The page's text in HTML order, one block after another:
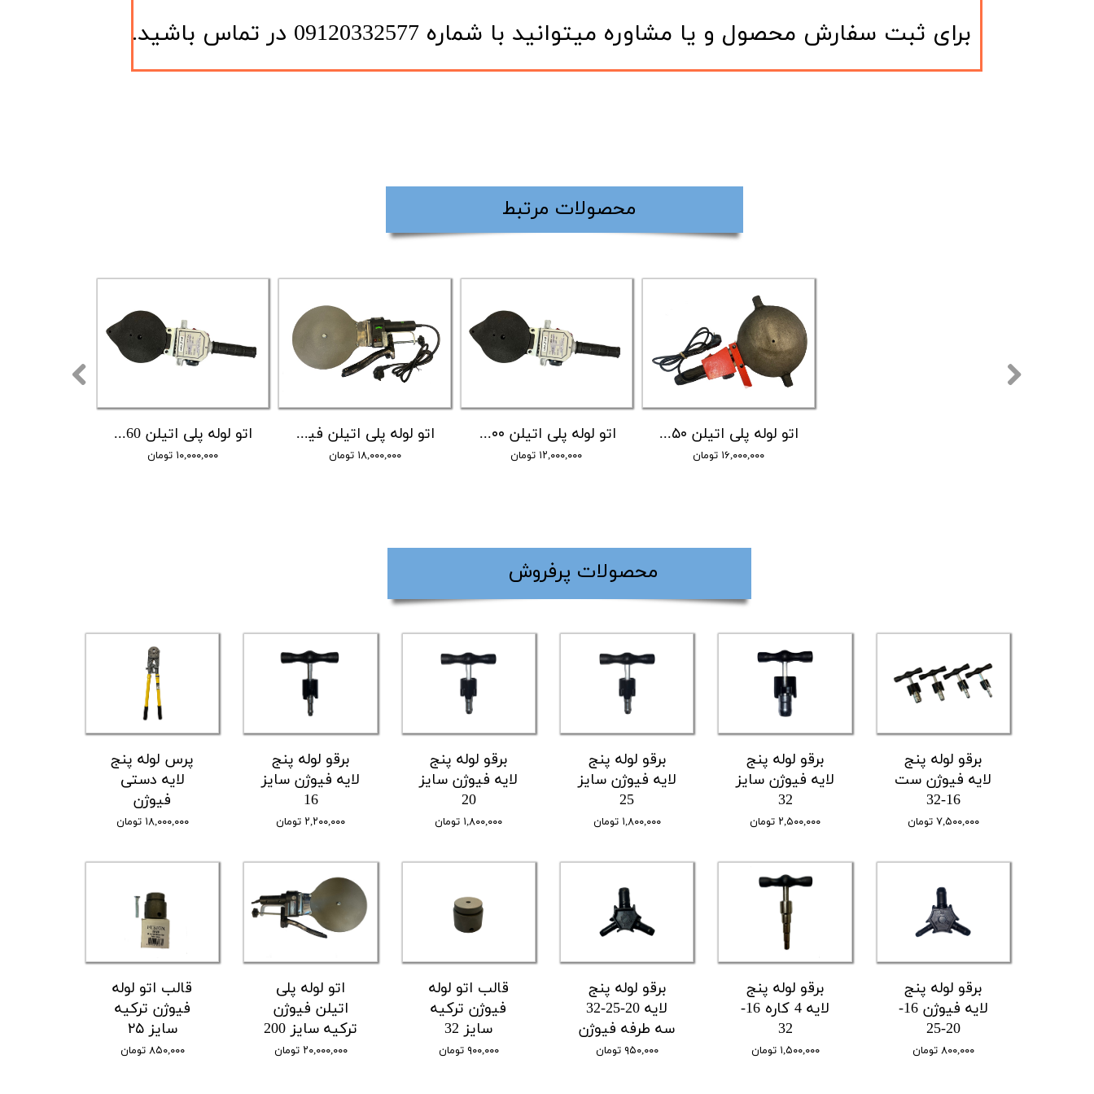
​برای ثبت سفارش محصول و یا مشاوره میتوانید با شماره 09120332577 در تماس باشید.
​محصولات مرتبط
اتو لوله پلی اتیلن 160 ایده آل صنعت
۱۰,۰۰۰,۰۰۰ تومان
اتو لوله پلی اتیلن فیوژن ترکیه سایز ۱۶۰
۱۸,۰۰۰,۰۰۰ تومان
اتو لوله پلی اتیلن ۲۰۰ ایده آل صنعت
۱۲,۰۰۰,۰۰۰ تومان
اتو لوله پلی اتیلن ۲۵۰ ایده آل صنعت
۱۶,۰۰۰,۰۰۰ تومان
برقو لوله پنج
لایه فیوژن ست
16-32
۷,۵۰۰,۰۰۰ تومان
برقو لوله پنج
لایه فیوژن سایز
32
۲,۵۰۰,۰۰۰ تومان
برقو لوله پنج
لایه فیوژن سایز
25
۱,۸۰۰,۰۰۰ تومان
برقو لوله پنج
لایه فیوژن سایز
20
۱,۸۰۰,۰۰۰ تومان
برقو لوله پنج
لایه فیوژن سایز
16
۲,۲۰۰,۰۰۰ تومان
پرس لوله پنج
لایه دستی
فیوژن
۱۸,۰۰۰,۰۰۰ تومان
برقو لوله پنج
لایه فیوژن 16-
20-25
۸۰۰,۰۰۰ تومان
برقو لوله پنج
لایه 4 کاره 16-
32
۱,۵۰۰,۰۰۰ تومان
برقو لوله پنج
لایه 20-25-32
سه طرفه فیوژن
۹۵۰,۰۰۰ تومان
قالب اتو لوله
فیوژن ترکیه
سایز 32
۹۰۰,۰۰۰ تومان
اتو لوله پلی
اتیلن فیوژن
ترکیه سایز 200
۲۰,۰۰۰,۰۰۰ تومان
قالب اتو لوله
فیوژن ترکیه
سایز ۲۵
۸۵۰,۰۰۰ تومان
​محصولات پرفروش